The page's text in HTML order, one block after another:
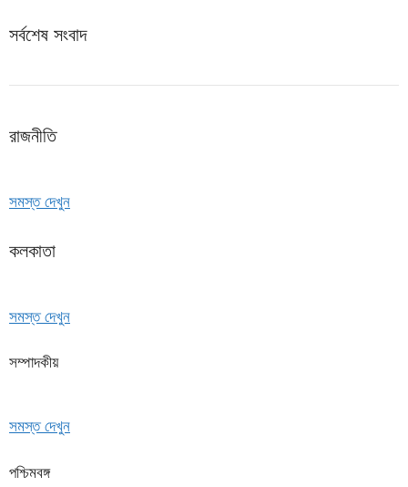
সর্বশেষ সংবাদ
রাজনীতি
সমস্ত দেখুন
কলকাতা
সমস্ত দেখুন
সম্পাদকীয়
সমস্ত দেখুন
পশ্চিমবঙ্গ